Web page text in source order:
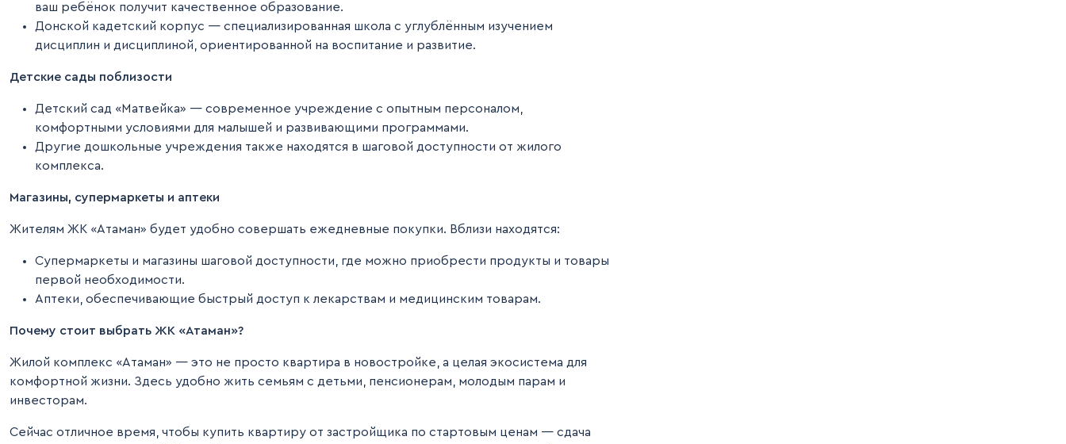
ваш ребёнок получит качественное образование.
Донской кадетский корпус — специализированная школа с углублённым изучением
дисциплин и дисциплиной, ориентированной на воспитание и развитие.
Детские сады поблизости
Детский сад «Матвейка» — современное учреждение с опытным персоналом,
комфортными условиями для малышей и развивающими программами.
Другие дошкольные учреждения также находятся в шаговой доступности от жилого
комплекса.
Магазины, супермаркеты и аптеки
Жителям ЖК «Атаман» будет удобно совершать ежедневные покупки. Вблизи находятся:
Супермаркеты и магазины шаговой доступности, где можно приобрести продукты и товары
первой необходимости.
Аптеки, обеспечивающие быстрый доступ к лекарствам и медицинским товарам.
Почему стоит выбрать ЖК «Атаман»?
Жилой комплекс «Атаман» — это не просто квартира в новостройке, а целая экосистема для
комфортной жизни. Здесь удобно жить семьям с детьми, пенсионерам, молодым парам и
инвесторам.
Сейчас отличное время, чтобы купить квартиру от застройщика по стартовым ценам — сдача